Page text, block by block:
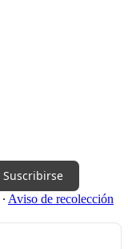
Suscribirse
∙ Aviso de recolección